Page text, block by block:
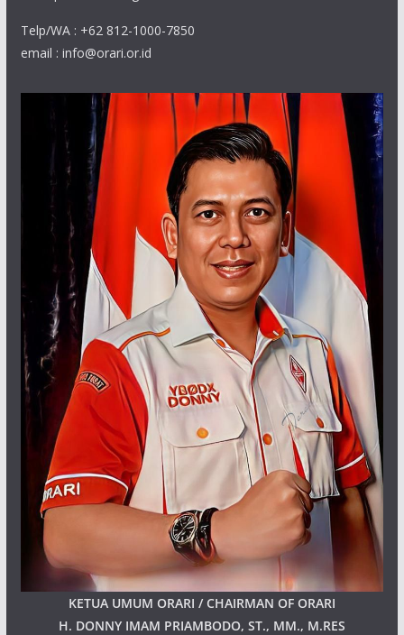
Telp/WA : +62 812-1000-7850
email : info@orari.or.id
KETUA UMUM ORARI / CHAIRMAN OF ORARI
H. DONNY IMAM PRIAMBODO, ST., MM., M.RES